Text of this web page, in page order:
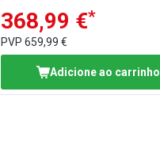
368,99 €*
PVP659,99 €
Adicione ao carrinho